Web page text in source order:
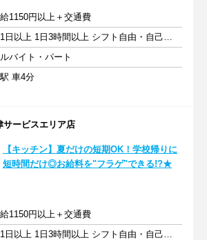
1150円以上＋交通費
週1日以上 1日3時間以上 シフト自由・自己申告
バイト・パート
車4分
ービスエリア店
【キッチン】夏だけの短期OK！学校帰りに
短時間だけ◎お給料を"フラゲ"できる!?★
1150円以上＋交通費
週1日以上 1日3時間以上 シフト自由・自己申告